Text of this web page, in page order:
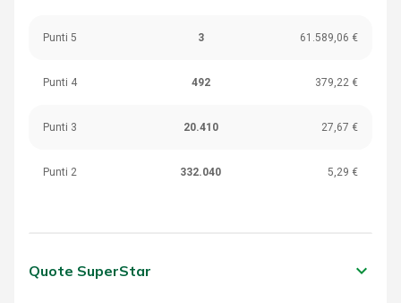
Punti 5 3 61.589,06 €
Punti 4 492 379,22 €
Punti 3 20.410 27,67 €
Punti 2 332.040 5,29 €
Quote SuperStar keyboard_arrow_down